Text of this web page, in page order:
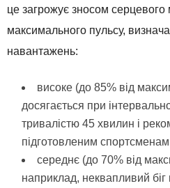
це загрожує зносом серцевого
максимального пульсу,
навантажень:
високе (до 85% від
досягається при
тривалістю 45 хвилин і
підготовленим
середнє (до 70% від
наприклад, неквапливий